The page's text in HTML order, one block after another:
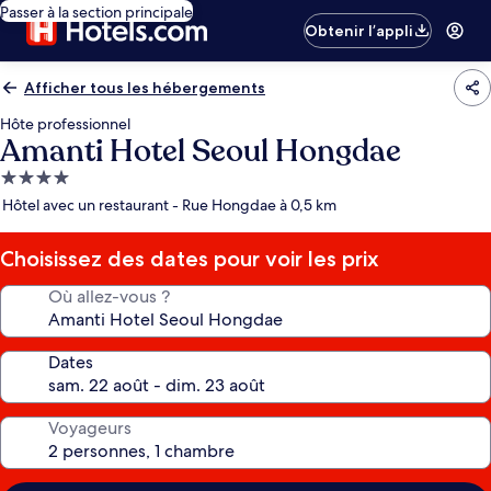
Passer à la section principale
Obtenir l’appli
Afficher tous les hébergements
Hôte professionnel
Amanti Hotel Seoul Hongdae
Hébergement
4.0 étoiles
Hôtel avec un restaurant - Rue Hongdae à 0,5 km
Choisissez des dates pour voir les prix
Où allez-vous ?
Dates
Voyageurs